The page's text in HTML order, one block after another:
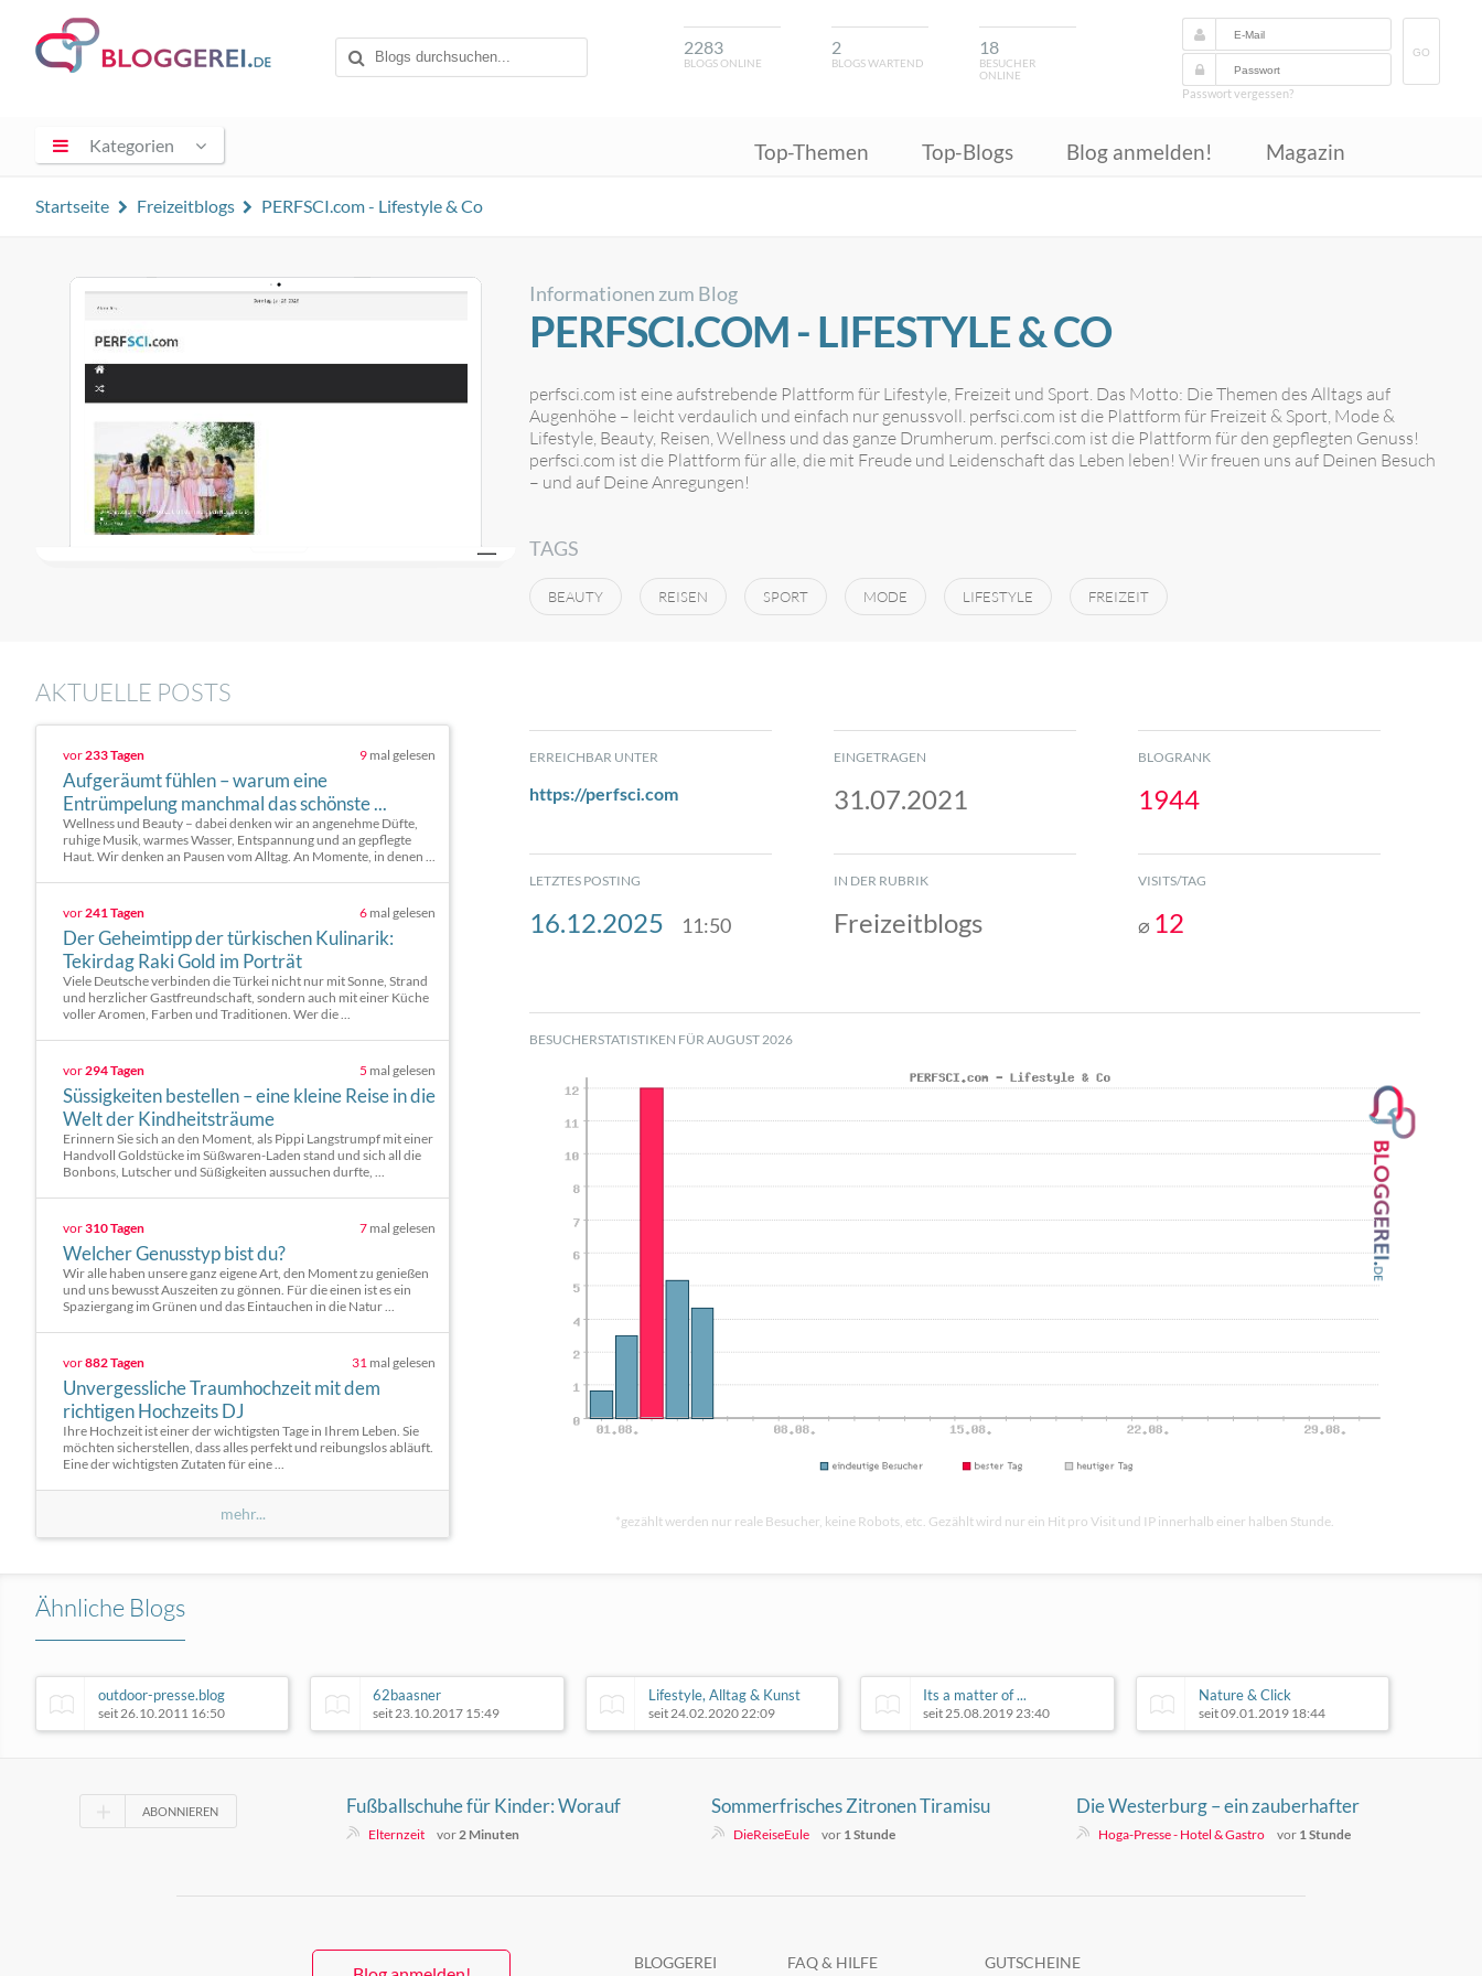
2283
BLOGS ONLINE
2
BLOGS WARTEND
18
BESUCHER
ONLINE
GO
Passwort vergessen?
Kategorien Top-Themen Top-Blogs Blog anmelden! Magazin
Startseite Freizeitblogs PERFSCI.com - Lifestyle & Co
Informationen zum Blog
PERFSCI.COM - LIFESTYLE & CO
perfsci.com ist eine aufstrebende Plattform für Lifestyle, Freizeit und Sport. Das Motto: Die Themen des Alltags auf
Augenhöhe – leicht verdaulich und einfach nur genussvoll. perfsci.com ist die Plattform für Freizeit & Sport, Mode &
Lifestyle, Beauty, Reisen, Wellness und das ganze Drumherum. perfsci.com ist die Plattform für den gepflegten Genuss!
perfsci.com ist die Plattform für alle, die mit Freude und Leidenschaft das Leben leben! Wir freuen uns auf Deinen Besuch
– und auf Deine Anregungen!
TAGS
BEAUTY REISEN SPORT MODE LIFESTYLE FREIZEIT
AKTUELLE POSTS
vor233 Tagen 9 mal gelesen
Aufgeräumt fühlen – warum eine
Entrümpelung manchmal das schönste ...
Wellness und Beauty – dabei denken wir an angenehme Düfte,
ruhige Musik, warmes Wasser, Entspannung und an gepflegte
Haut. Wir denken an Pausen vom Alltag. An Momente, in denen ...
vor241 Tagen 6 mal gelesen
Der Geheimtipp der türkischen Kulinarik:
Tekirdag Raki Gold im Porträt
Viele Deutsche verbinden die Türkei nicht nur mit Sonne, Strand
und herzlicher Gastfreundschaft, sondern auch mit einer Küche
voller Aromen, Farben und Traditionen. Wer die ...
vor294 Tagen 5 mal gelesen
Süssigkeiten bestellen – eine kleine Reise in die
Welt der Kindheitsträume
Erinnern Sie sich an den Moment, als Pippi Langstrumpf mit einer
Handvoll Goldstücke im Süßwaren-Laden stand und sich all die
Bonbons, Lutscher und Süßigkeiten aussuchen durfte, ...
vor310 Tagen 7 mal gelesen
Welcher Genusstyp bist du?
Wir alle haben unsere ganz eigene Art, den Moment zu genießen
und uns bewusst Auszeiten zu gönnen. Für die einen ist es ein
Spaziergang im Grünen und das Eintauchen in die Natur ...
vor882 Tagen 31 mal gelesen
Unvergessliche Traumhochzeit mit dem
richtigen Hochzeits DJ
Ihre Hochzeit ist einer der wichtigsten Tage in Ihrem Leben. Sie
möchten sicherstellen, dass alles perfekt und reibungslos abläuft.
Eine der wichtigsten Zutaten für eine ...
mehr...
ERREICHBAR UNTER
https://perfsci.com
EINGETRAGEN
31.07.2021
BLOGRANK
1944
LETZTES POSTING
16.12.2025 11:50
IN DER RUBRIK
Freizeitblogs
VISITS/TAG
⌀ 12
BESUCHERSTATISTIKEN FÜR AUGUST 2026
*gezählt werden nur reale Besucher, keine Robots, etc. Gezählt wird nur ein Hit pro Visit und IP innerhalb einer halben Stunde.
Ähnliche Blogs
outdoor-presse.blog
seit 26.10.2011 16:50
62baasner
seit 23.10.2017 15:49
Lifestyle, Alltag & Kunst
seit 24.02.2020 22:09
Its a matter of ...
seit 25.08.2019 23:40
Nature & Click
seit 09.01.2019 18:44
ABONNIEREN
Fußballschuhe für Kinder: Worauf
Eltern beim Kauf wirklich achten
Elternzeit vor 2 Minuten
Sommerfrisches Zitronen Tiramisu
ohne Ei
DieReiseEule vor 1 Stunde
Die Westerburg – ein zauberhafter
Ort mit mehr als 1.000 Jahren
Hoga-Presse - Hotel & Gastro vor 1 Stunde
BLOGGEREI FAQ & HILFE GUTSCHEINE